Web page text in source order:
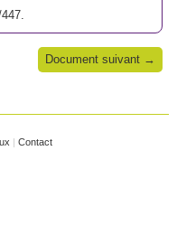
.
Document suivant →
| Contact